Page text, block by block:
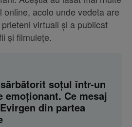
acolo unde vedeta are
virtuali și a publicat
și filmulețe.
soțul într-un
emoționant. Ce mesaj
din partea